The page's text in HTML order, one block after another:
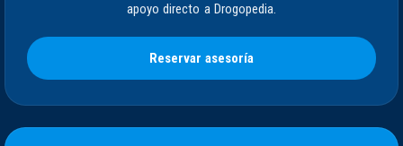
apoyo directo a Drogopedia.
Reservar asesoría